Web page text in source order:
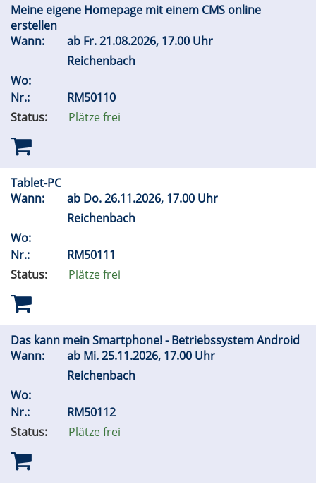
Meine eigene Homepage mit einem CMS online
erstellen
Wann:
ab Fr.21.08.2026, 17.00 Uhr
Reichenbach
Wo:
Nr.:
RM50110
Status:
Plätze frei
Tablet-PC
Wann:
ab Do.26.11.2026, 17.00 Uhr
Reichenbach
Wo:
Nr.:
RM50111
Status:
Plätze frei
Das kann mein Smartphone! - Betriebssystem Android
Wann:
ab Mi.25.11.2026, 17.00 Uhr
Reichenbach
Wo:
Nr.:
RM50112
Status:
Plätze frei